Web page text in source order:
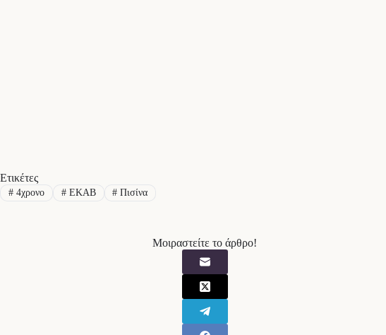
Ετικέτες
#4χρονο #ΕΚΑΒ # Πισίνα
Μοιραστείτε το άρθρο!